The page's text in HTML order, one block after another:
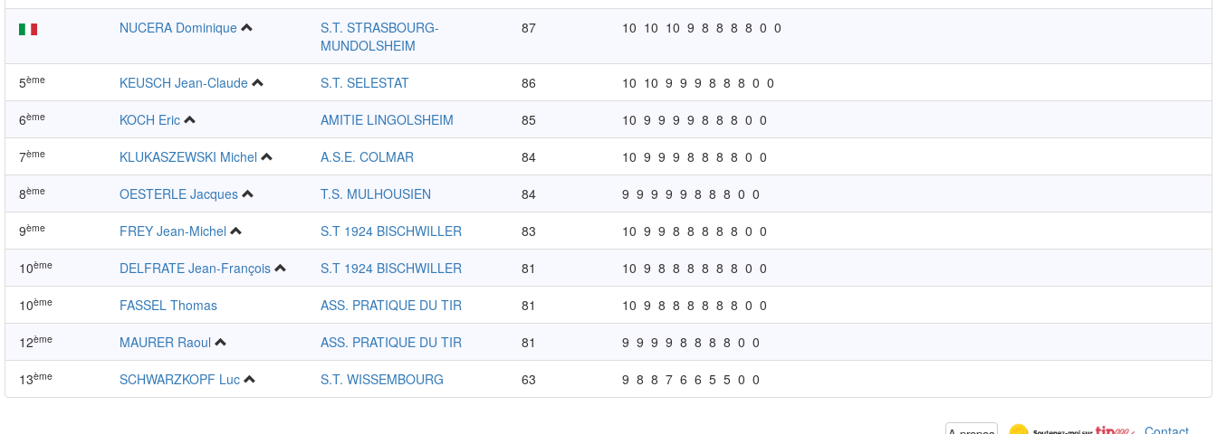
NUCERA Dominique
S.T. STRASBOURG-
MUNDOLSHEIM
87 10 10 10 9 8 8 8 8 0 0
5ème KEUSCH Jean-Claude S.T. SELESTAT 86 10 10 9 9 9 8 8 8 0 0
6ème KOCH Eric AMITIE LINGOLSHEIM 85 10 9 9 9 9 8 8 8 0 0
7ème KLUKASZEWSKI Michel A.S.E. COLMAR 84 10 9 9 9 8 8 8 8 0 0
8ème OESTERLE Jacques T.S. MULHOUSIEN 84 9 9 9 9 9 8 8 8 0 0
9ème FREY Jean-Michel S.T 1924 BISCHWILLER 83 10 9 9 8 8 8 8 8 0 0
10ème DELFRATE Jean-François S.T 1924 BISCHWILLER 81 10 9 8 8 8 8 8 8 0 0
10ème FASSEL Thomas ASS. PRATIQUE DU TIR 81 10 9 8 8 8 8 8 8 0 0
12ème MAURER Raoul ASS. PRATIQUE DU TIR 81 9 9 9 9 8 8 8 8 0 0
13ème SCHWARZKOPF Luc S.T. WISSEMBOURG 63 9 8 8 7 6 6 5 5 0 0